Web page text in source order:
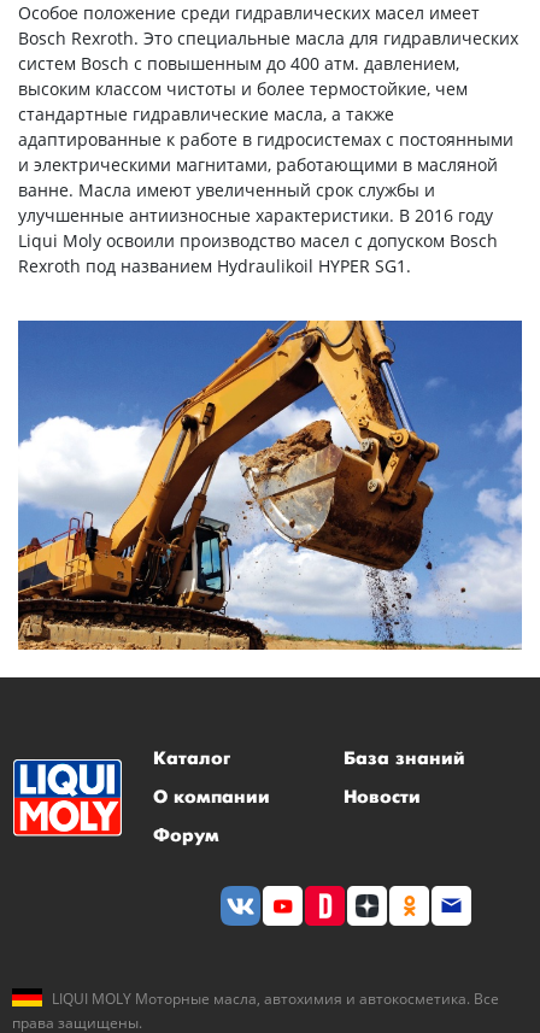
Особое положение среди гидравлических масел имеет
Bosch Rexroth. Это специальные масла для гидравлических
систем Bosch с повышенным до 400 атм. давлением,
высоким классом чистоты и более термостойкие, чем
стандартные гидравлические масла, а также
адаптированные к работе в гидросистемах с постоянными
и электрическими магнитами, работающими в масляной
ванне. Масла имеют увеличенный срок службы и
улучшенные антиизносные характеристики. В 2016 году
Liqui Moly освоили производство масел с допуском Bosch
Rexroth под названием Hydraulikoil HYPER SG1.
Каталог База знаний
О компании Новости
Форум
LIQUI MOLY Моторные масла, автохимия и автокосметика. Все
права защищены.